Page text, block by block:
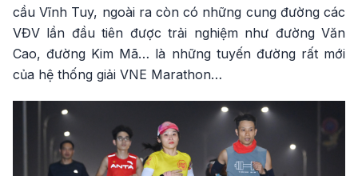
cầu Vĩnh Tuy, ngoài ra còn có những cung đường các
VĐV lần đầu tiên được trải nghiệm như đường Văn
Cao, đường Kim Mã… là những tuyến đường rất mới
của hệ thống giải VNE Marathon…